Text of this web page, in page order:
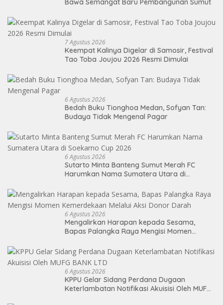
Bawa Semangat Baru Pembangunan Sumut
7 Agustus 2026
Keempat Kalinya Digelar di Samosir, Festival
Tao Toba Joujou 2026 Resmi Dimulai
6 Agustus 2026
Bedah Buku Tionghoa Medan, Sofyan Tan:
Budaya Tidak Mengenal Pagar
6 Agustus 2026
Sutarto Minta Banteng Sumut Merah FC
Harumkan Nama Sumatera Utara di
6 Agustus 2026
Mengalirkan Harapan kepada Sesama,
Bapas Palangka Raya Mengisi Momen
6 Agustus 2026
KPPU Gelar Sidang Perdana Dugaan
Keterlambatan Notifikasi Akuisisi Oleh MUFG